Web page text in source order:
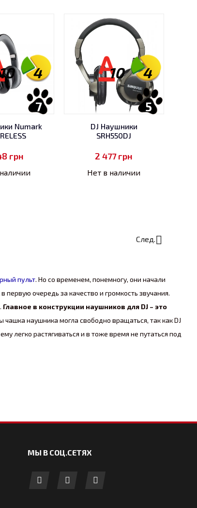
4
7
Numark
грн
4
10
5
DJ Наушники
SRH550DJ
2 477грн
Нет в наличии
След.
пульт. Но со временем, понемногу, они начали
очередь за качество и громкость звучания.
Главное в конструкции наушников для DJ – это
наушника могла свободно вращаться, так как DJ
легко растягиваться и в тоже время не путаться под
МЫ В СОЦ.СЕТЯХ